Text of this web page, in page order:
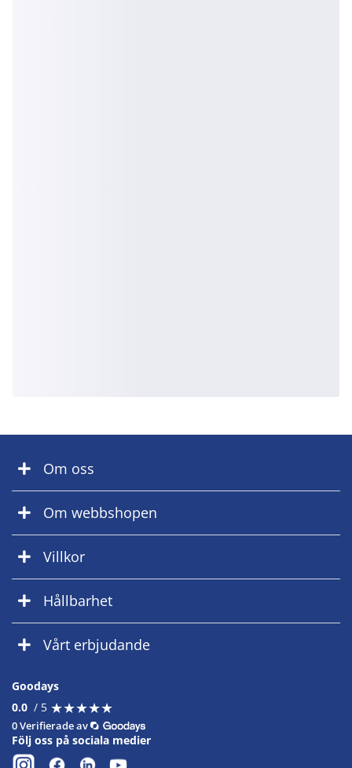
Om oss
Om webbshopen
Villkor
Hållbarhet
Vårt erbjudande
Goodays
0.0 / 5 ★★★★★
★★★★★
0 Verifierade av
Följ oss på sociala medier